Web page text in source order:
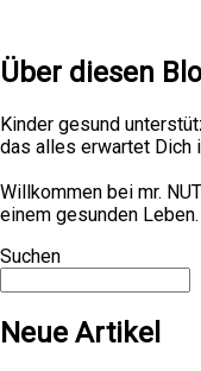
Über diesen
Kinder gesund
das alles erwartet Dich
Willkommen bei mr.
einem gesunden Leben.
Suchen
Neue Artikel